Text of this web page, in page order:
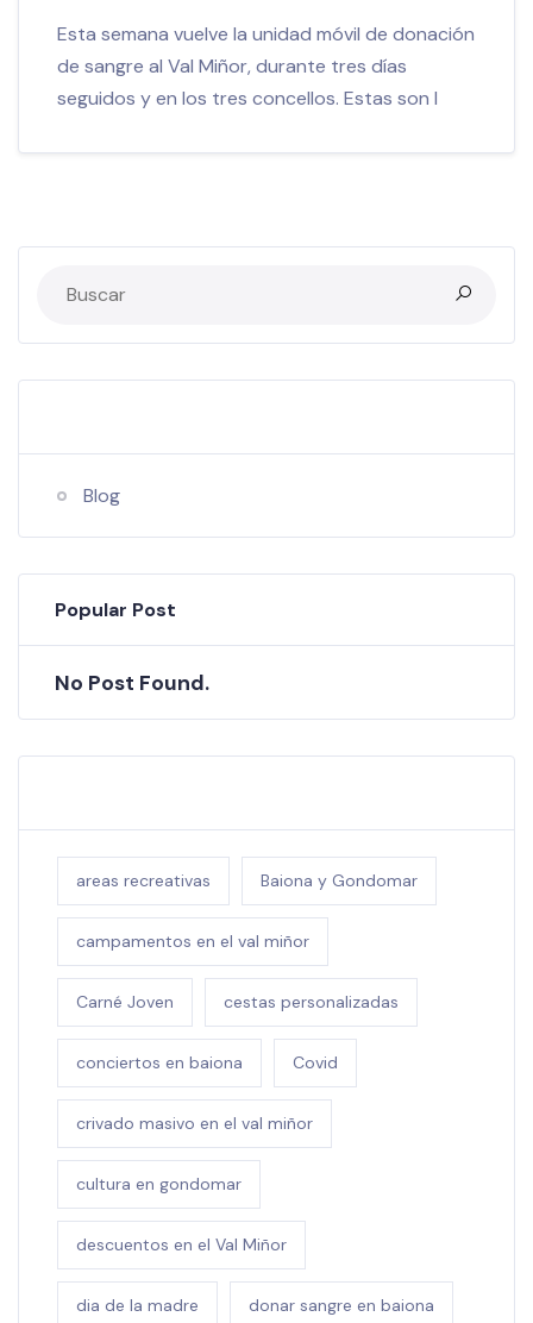
Esta semana vuelve la unidad móvil de donación
de sangre al Val Miñor, durante tres días
seguidos y en los tres concellos. Estas son l
Blog
Popular Post
No Post Found.
areas recreativas Baiona y Gondomar
campamentos en el val miñor
Carné Joven cestas personalizadas
conciertos en baiona Covid
crivado masivo en el val miñor
cultura en gondomar
descuentos en el Val Miñor
dia de la madre donar sangre en baiona